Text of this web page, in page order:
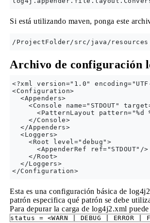
Si está utilizando maven, ponga este
Archivo de configuración
<?xml version="1.0"
<Configuration>
  <Appenders>
<Console name="STDOUT"
<PatternLayout pattern="%d
    </Console>
  </Appenders>
  <Loggers>
    <Root level="debug">
      <AppenderRef ref="STDOUT"/>
    </Root>
  </Loggers>
Esta es una configuración básica de
patrón especifica qué patrón se debe
Para depurar la carga de log4j2.xml
status = <WARN | DEBUG | ERROR |